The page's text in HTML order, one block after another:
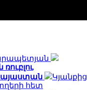
ռուբլու
Կյանքից
հետ